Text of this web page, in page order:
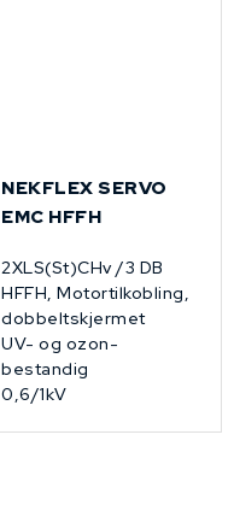
NEKFLEX SERVO
EMC HFFH
2XLS(St)CHv /3 DB
HFFH, Motortilkobling,
dobbeltskjermet
UV- og ozon-
bestandig
0,6/1kV